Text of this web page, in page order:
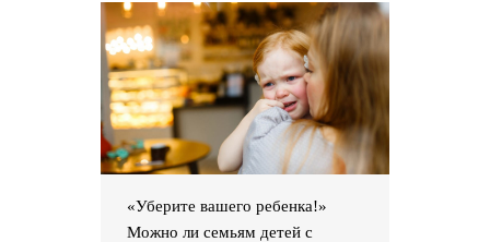
«Уберите вашего ребенка!»
Можно ли семьям детей с